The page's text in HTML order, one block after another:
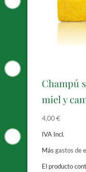
Champú
miel y
4,00€
IVA Incl.
Más gastos de
El producto